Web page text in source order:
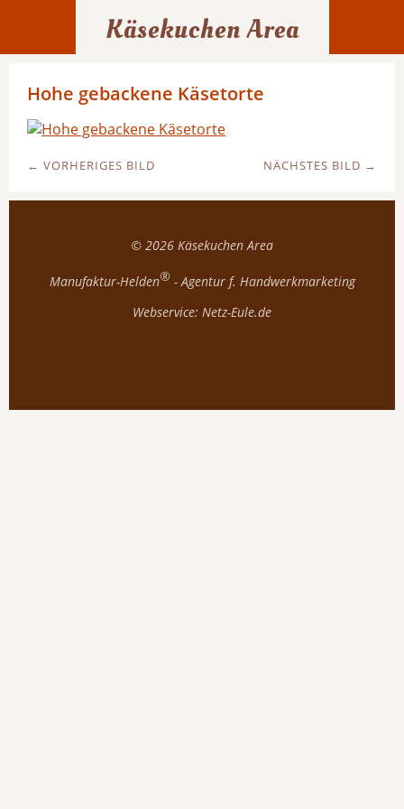
Käsekuchen Area
Hohe gebackene Käsetorte
← VORHERIGES BILD NÄCHSTES BILD →
© 2026 Käsekuchen Area
Manufaktur-Helden®- Agentur f. Handwerkmarketing
Webservice: Netz-Eule.de